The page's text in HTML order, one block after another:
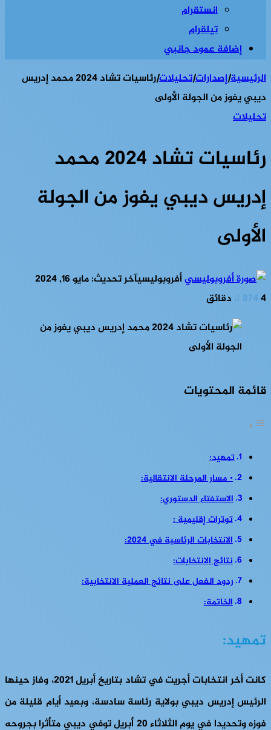
انستقرام
تيلقرام
إضافة عمود جانبي
الرئيسية|إصدارات|تحليلات|
رئاسيات تشاد 2024 محمد إدريس
ديبي يفوز من الجولة الأولى
تحليلات
رئاسيات تشاد 2024 محمد
إدريس ديبي يفوز من الجولة
الأولى
أفروبوليسيآخر تحديث: مايو 16, 2024
8744 دقائق
قائمة المحتويات
تمهيد:
• مسار المرحلة الانتقالية:
الاستفتاء الدستوري:
توترات إقليمية :
الانتخابات الرئاسية في 2024:
نتائج الانتخابات:
ردود الفعل على نتائج العملية الانتخابية:
الخاتمة:
تمهيد:
كانت أخر انتخابات أجريت في تشاد بتاريخ أبريل 2021، وفاز حينها
الرئيس إدريس ديبي بولاية رئاسة سادسة، وبعيد أيام قليلة من
فوزه وتحديدا في يوم الثلاثاء 20 أبريل توفي ديبي متأثرا بجروحه